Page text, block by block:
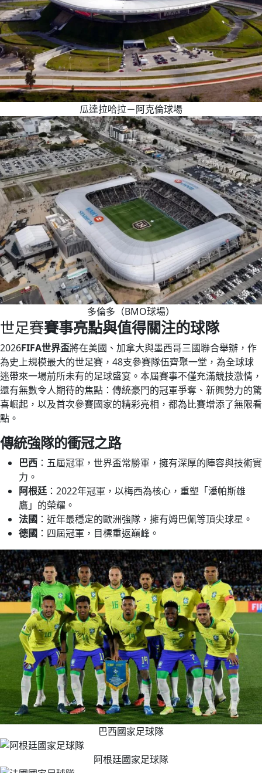
瓜達拉哈拉－阿克倫球場
多倫多（BMO球場）
世足賽賽事亮點與值得關注的球隊
2026FIFA世界盃將在美國、加拿大與墨西哥三國聯合舉辦，作
為史上規模最大的世足賽，48支參賽隊伍齊聚一堂，為全球球
迷帶來一場前所未有的足球盛宴。本屆賽事不僅充滿競技激情，
還有無數令人期待的焦點：傳統豪門的冠軍爭奪、新興勢力的驚
喜崛起，以及首次參賽國家的精彩亮相，都為比賽增添了無限看
點。
傳統強隊的衝冠之路
巴西 ：五屆冠軍，世界盃常勝軍，擁有深厚的陣容與技術實
力。
阿根廷：2022年冠軍，以梅西為核心，重塑「潘帕斯雄
鷹」的榮耀。
法國 ：近年最穩定的歐洲強隊，擁有姆巴佩等頂尖球星。
德國 ：四屆冠軍，目標重返巔峰。
巴西國家足球隊
阿根廷國家足球隊